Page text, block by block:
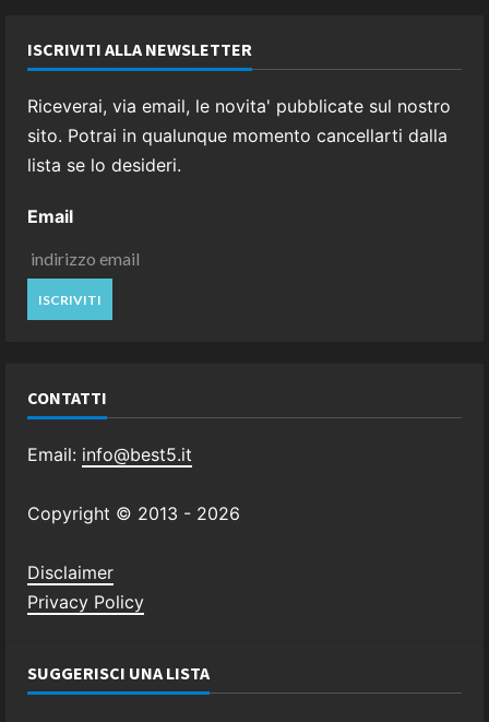
ISCRIVITI ALLA NEWSLETTER
Riceverai, via email, le novita' pubblicate sul nostro
sito. Potrai in qualunque momento cancellarti dalla
lista se lo desideri.
Email
CONTATTI
Email: info@best5.it
Copyright © 2013 - 2026
Disclaimer
Privacy Policy
SUGGERISCI UNA LISTA